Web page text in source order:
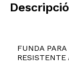
FUNDA
RESISTENTE